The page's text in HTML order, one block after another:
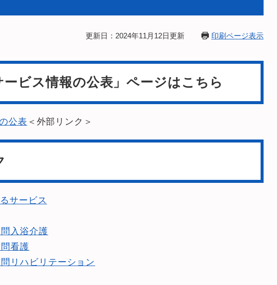
更新日：2024年11月12日更新 印刷ページ表示
ービス情報の公表」ページはこちら
公表 ＜外部リンク＞
サービス
問入浴介護
看護
問リハビリテーション